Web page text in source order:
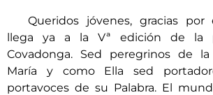
Queridos jóvenes, gracias
llega ya a la Vª edición de la
Covadonga. Sed peregrinos de la
María y como Ella sed
portavoces de su Palabra. El